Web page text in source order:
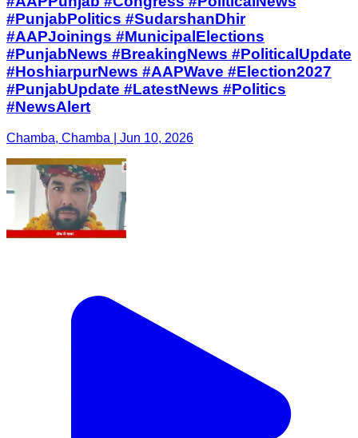
#PunjabPolitics #SudarshanDhir
#AAPJoinings #MunicipalElections
#PunjabNews #BreakingNews #PoliticalUpdate
#HoshiarpurNews #AAPWave #Election2027
#PunjabUpdate #LatestNews #Politics
#NewsAlert
Chamba, Chamba | Jun 10, 2026